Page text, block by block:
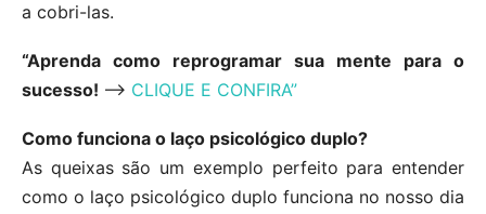
a cobri-las.
“Aprenda como reprogramar sua mente para o
sucesso! — > CLIQUE E CONFIRA”
Como funciona o laço psicológico duplo?
As queixas são um exemplo perfeito para entender
como o laço psicológico duplo funciona no nosso dia